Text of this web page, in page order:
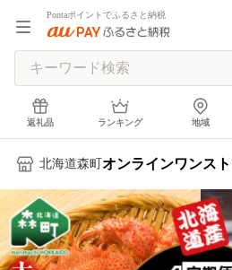
Pontaポイントでふるさと納税
返礼品 ランキング 地域
北海道森町 オンラインワンス